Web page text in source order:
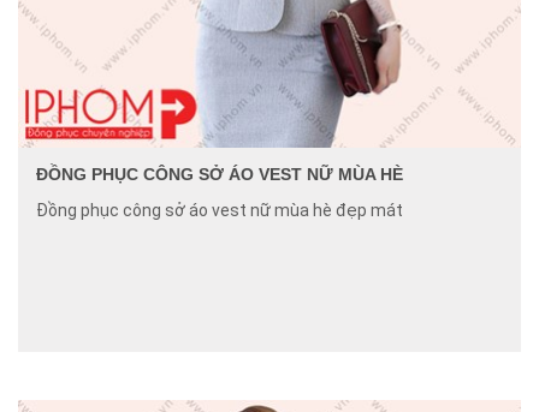
ĐỒNG PHỤC CÔNG SỞ ÁO VEST NỮ MÙA HÈ
Đồng phục công sở áo vest nữ mùa hè đẹp mát